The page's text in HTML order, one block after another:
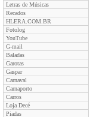
Letras de Músicas
Recados
HLERA.COM.BR
Fotolog
YouTube
G-mail
Baladas
Garotas
Gaspar
Carnaval
Carnaporto
Carros
Loja Decé
Piadas